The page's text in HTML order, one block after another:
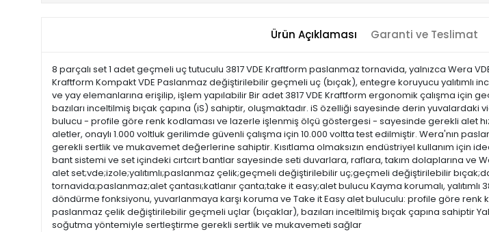
Ürün Açıklaması Garanti ve Teslimat
8 parçalı set 1 adet geçmeli uç tutuculu 3817 VDE Kraftform paslanmaz tornavida, yalnızca Wera
Kraftform Kompakt VDE Paslanmaz değiştirilebilir geçmeli uç (bıçak), entegre koruyucu yalıtımlı
ve yay elemanlarına erişilip, işlem yapılabilir Bir adet 3817 VDE Kraftform ergonomik çalışma için
bazıları inceltilmiş bıçak çapına (iS) sahiptir, oluşmaktadır. iS özelliği sayesinde derin
bulucu - profile göre renk kodlaması ve lazerle işlenmiş ölçü göstergesi - sayesinde gerekli alet
aletler, onaylı 1.000 voltluk gerilimde güvenli çalışma için 10.000 voltta test edilmiştir. Wera'nın
gerekli sertlik ve mukavemet değerlerine sahiptir. Kısıtlama olmaksızın endüstriyel kullanım için
bant sistemi ve set içindeki cırtcırt bantlar sayesinde seti duvarlara, raflara, takım dolaplarına
alet set;vde;izole;yalıtımlı;paslanmaz çelik;geçmeli değiştirilebilir uç;geçmeli değiştirilebilir
tornavida;paslanmaz;alet çantası;katlanır çanta;take it easy;alet bulucu Kayma korumalı, yalıtımlı
döndürme fonksiyonu, yuvarlanmaya karşı koruma ve Take it Easy alet buluculu: profile göre renk
paslanmaz çelik değiştirilebilir geçmeli uçlar (bıçaklar), bazıları inceltilmiş bıçak çapına sahiptir
soğutma yöntemiyle sertleştirme gerekli sertlik ve mukavemeti sağlar